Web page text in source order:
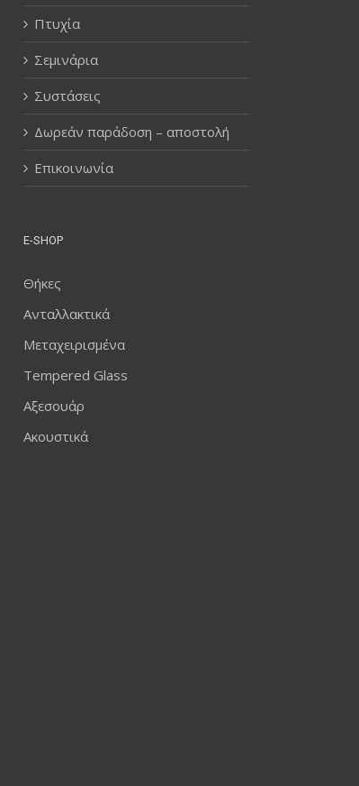
Πτυχία
Σεμινάρια
Συστάσεις
Δωρεάν παράδοση – αποστολή
Επικοινωνία
E-SHOP
Θήκες
Ανταλλακτικά
Μεταχειρισμένα
Tempered Glass
Αξεσουάρ
Ακουστικά